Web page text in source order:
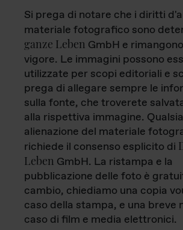
Si prega di notare che i diritti
materiale fotografico sono
ganze Leben GmbH e
vigore. Le immagini possono
utilizzate per scopi editoriali e
prega di allegare sempre le
sulla fonte, che troverete
alla rispettiva immagine.
alienazione del materiale
richiede il consenso esplicito di
Leben GmbH. La ristampa e la
pubblicazione delle foto è
cambio, chiediamo una copia
caso della stampa, e una breve
caso di film e media elettronici.